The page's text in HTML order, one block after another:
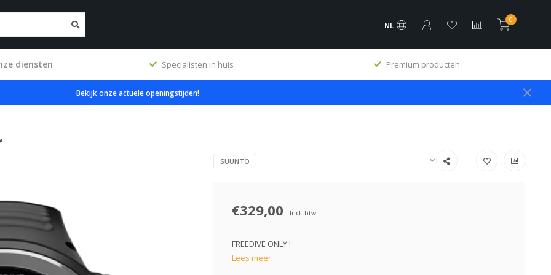
NL
0
diensten Specialisten in huis Premium producten
Bekijk onze actuele openingstijden!
SUUNTO
€329,00 Incl. btw
FREEDIVE ONLY !
Lees meer..